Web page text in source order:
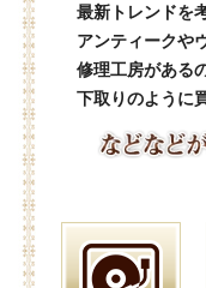
最新トレンドを
アンティークや
修理工房がある
下取りのように